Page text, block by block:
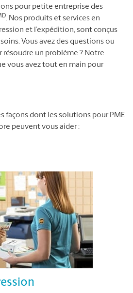
pour petite entreprise des
. Nos produits et services en
et l’expédition, sont conçus
Vous avez des questions ou
résoudre un problème ? Notre
vous avez tout en main pour
façons dont les solutions pour PME
peuvent vous aider :